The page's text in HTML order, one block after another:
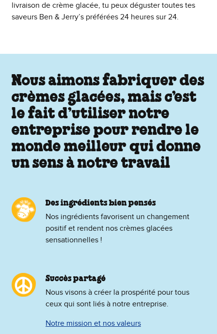
livraison de crème glacée, tu peux déguster toutes tes
saveurs Ben & Jerry’s préférées 24 heures sur 24.
Nous aimons fabriquer des
crèmes glacées, mais c’est
le fait d’utiliser notre
entreprise pour rendre le
monde meilleur qui donne
un sens à notre travail
Des ingrédients bien pensés
Nos ingrédients favorisent un changement
positif et rendent nos crèmes glacées
sensationnelles !
Succès partagé
Nous visons à créer la prospérité pour tous
ceux qui sont liés à notre entreprise.
Notre mission et nos valeurs